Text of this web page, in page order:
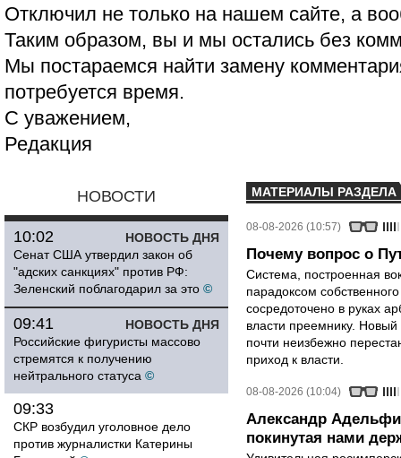
Отключил не только на нашем сайте, а
Таким образом, вы и мы остались без
Мы постараемся найти замену
потребуется время.
С уважением,
Редакция
НОВОСТИ
НОВОСТЬ ДНЯ
10:02
Сенат США утвердил закон об
"адских санкциях" против РФ:
Зеленский поблагодарил за это ©
НОВОСТЬ ДНЯ
09:41
Российские фигуристы массово
стремятся к получению
нейтрального статуса ©
09:33
СКР возбудил уголовное дело
против журналистки Катерины
МАТЕРИАЛЫ РАЗДЕЛА
08-08-2026 (10:57)
Почему вопрос о
Система, построенная
парадоксом
сосредоточено в руках
власти преемнику.
почти неизбежно
приход к власти.
08-08-2026 (10:04)
Александр
покинутая нами